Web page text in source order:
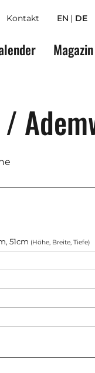
Kontakt EN DE
Magazin
51cm (Höhe, Breite, Tiefe)